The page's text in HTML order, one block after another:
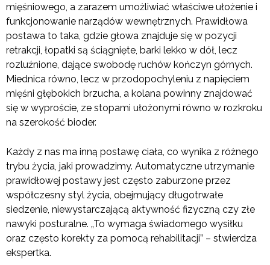
mięśniowego, a zarazem umożliwiać właściwe ułożenie i
funkcjonowanie narządów wewnętrznych. Prawidłowa
postawa to taka, gdzie głowa znajduje się w pozycji
retrakcji, łopatki są ściągnięte, barki lekko w dół, lecz
rozluźnione, dające swobodę ruchów kończyn górnych.
Miednica równo, lecz w przodopochyleniu z napięciem
mięśni głębokich brzucha, a kolana powinny znajdować
się w wyproście, ze stopami ułożonymi równo w rozkroku
na szerokość bioder.
Każdy z nas ma inną postawę ciała, co wynika z różnego
trybu życia, jaki prowadzimy. Automatyczne utrzymanie
prawidłowej postawy jest często zaburzone przez
współczesny styl życia, obejmujący długotrwałe
siedzenie, niewystarczającą aktywność fizyczną czy złe
nawyki posturalne. „To wymaga świadomego wysiłku
oraz często korekty za pomocą rehabilitacji” – stwierdza
ekspertka.